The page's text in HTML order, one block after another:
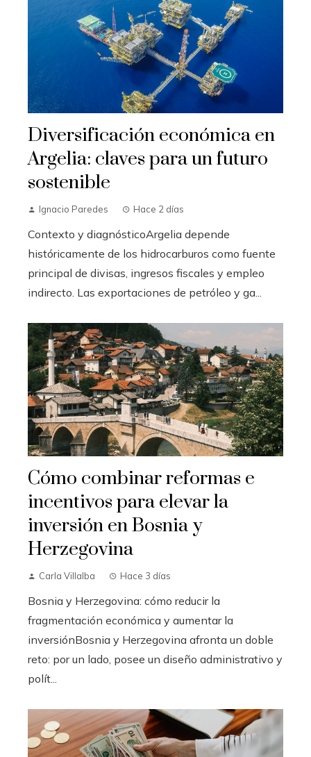
Diversificación económica en
Argelia: claves para un futuro
sostenible
Ignacio Paredes Hace 2 días
Contexto y diagnósticoArgelia depende
históricamente de los hidrocarburos como fuente
principal de divisas, ingresos fiscales y empleo
indirecto. Las exportaciones de petróleo y ga...
Cómo combinar reformas e
incentivos para elevar la
inversión en Bosnia y
Herzegovina
Carla Villalba Hace 3 días
Bosnia y Herzegovina: cómo reducir la
fragmentación económica y aumentar la
inversiónBosnia y Herzegovina afronta un doble
reto: por un lado, posee un diseño administrativo y
polít...